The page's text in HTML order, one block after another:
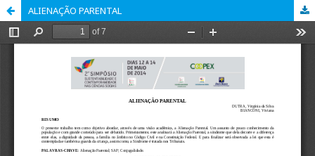
ALIENAÇÃO PARENTAL